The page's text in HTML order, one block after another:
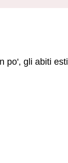
po', gli abiti